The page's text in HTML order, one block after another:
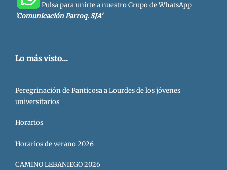
Pulsa para unirte a nuestro Grupo de WhatsApp
'Comunicación Parroq. SJA'
Lo más visto...
Peregrinación de Panticosa a Lourdes de los jóvenes
universitarios
Horarios
Horarios de verano 2026
CAMINO LEBANIEGO 2026